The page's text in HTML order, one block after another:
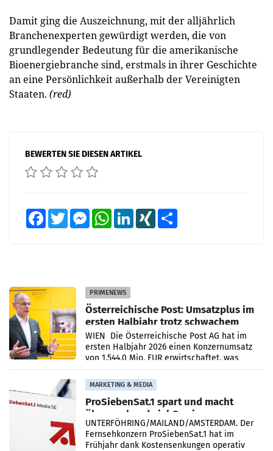
Damit ging die Auszeichnung, mit der alljährlich
Branchenexperten gewürdigt werden, die von
grundlegender Bedeutung für die amerikanische
Bioenergiebranche sind, erstmals in ihrer Geschichte
an eine Persönlichkeit außerhalb der Vereinigten
Staaten. (red)
BEWERTEN SIE DIESEN ARTIKEL
FacebookTwitter MessengerWhatsAppLinkedInXING
PRIMENEWS
Österreichische Post: Umsatzplus im
ersten Halbjahr trotz schwachem
Briefgeschäft
WIEN Die Österreichische Post AG hat im
ersten Halbjahr 2026 einen Konzernumsatz
von 1.544,0 Mio. EUR erwirtschaftet, was
einem Plus von 3,8 Prozent gegenüber dem
Vergleichszeitraum
MARKETING & MEDIA
ProSiebenSat.1 spart und macht
überraschend viel Gewinn
UNTERFÖHRING/MAILAND/AMSTERDAM. Der
Fernsehkonzern ProSiebenSat.1 hat im
Frühjahr dank Kostensenkungen operativ